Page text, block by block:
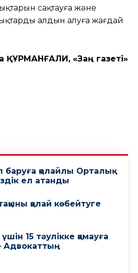
сақтауға жəне
алдын алуға жағдай
ҚҰРМАНҒАЛИ, «Заң газеті»
баруға қолайлы Орталық
ел атанды
қалай көбейтуге
15 тәулікке қамауға
Адвокаттың